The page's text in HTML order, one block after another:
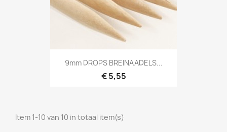
9mm DROPS BREINAADELS...
€ 5,55
Item 1-10 van 10 in totaal item(s)